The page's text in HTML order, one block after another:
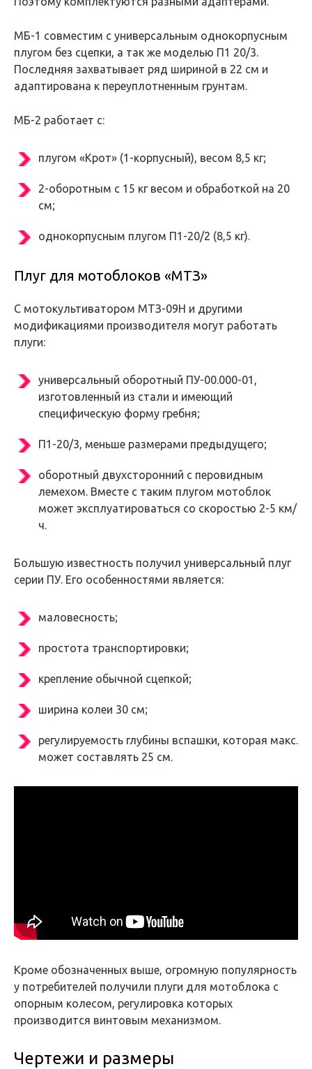
МБ-1 совместим с универсальным однокорпусным
плугом без сцепки, а так же моделью П1 20/3.
Последняя захватывает ряд шириной в 22 см и
адаптирована к переуплотненным грунтам.
МБ-2 работает с:
плугом «Крот» (1-корпусный), весом 8,5 кг;
2-оборотным с 15 кг весом и обработкой на 20
см;
однокорпусным плугом П1-20/2 (8,5 кг).
Плуг для мотоблоков «МТЗ»
С мотокультиватором МТЗ-09Н и другими
модификациями производителя могут работать
плуги:
универсальный оборотный ПУ-00.000-01,
изготовленный из стали и имеющий
специфическую форму гребня;
П1-20/3, меньше размерами предыдущего;
оборотный двухсторонний с перовидным
лемехом. Вместе с таким плугом мотоблок
может эксплуатироваться со скоростью 2-5 км/
ч.
Большую известность получил универсальный плуг
серии ПУ. Его особенностями является:
маловесность;
простота транспортировки;
крепление обычной сцепкой;
ширина колеи 30 см;
регулируемость глубины вспашки, которая макс.
может составлять 25 см.
Кроме обозначенных выше, огромную популярность
у потребителей получили плуги для мотоблока с
опорным колесом, регулировка которых
производится винтовым механизмом.
Чертежи и размеры